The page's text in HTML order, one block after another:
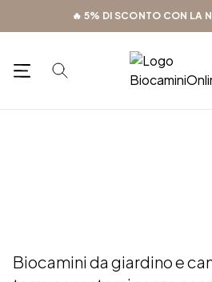
🔥 5% DI SCONTO CON LA
Open menu
Search
Biocamini da giardino e